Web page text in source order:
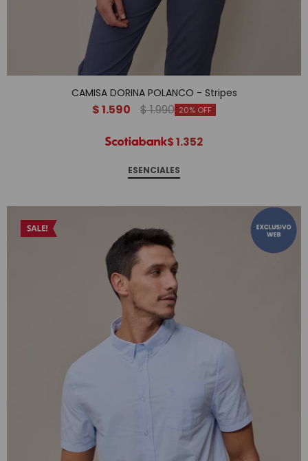
CAMISA DORINA POLANCO - Stripes
$1.590 $1.990 20
$1.352
ESENCIALES